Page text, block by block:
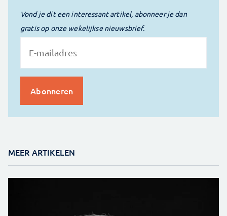
Vond je dit een interessant artikel, abonneer je dan
gratis op onze wekelijkse nieuwsbrief.
MEER ARTIKELEN